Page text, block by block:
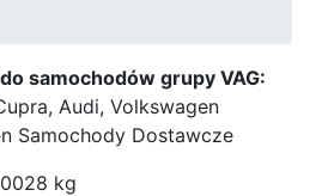
samochodów grupy VAG:
Audi, Volkswagen
Samochody Dostawcze
kg